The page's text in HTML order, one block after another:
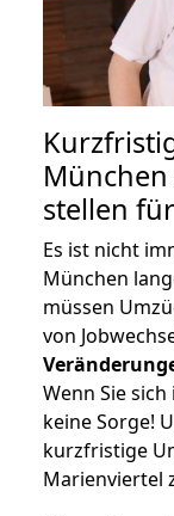
stellen
Es ist nicht
München
müssen
von
Wenn Sie
keine Sorge!
kurzfristige
Marienviertel